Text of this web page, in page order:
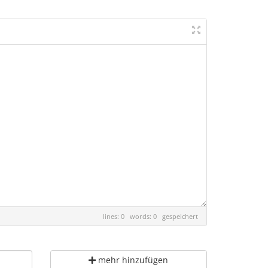
lines: 0 words: 0 gespeichert
mehr hinzufügen